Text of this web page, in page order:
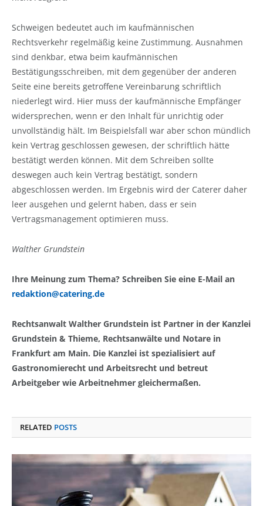
Schweigen bedeutet auch im kaufmännischen
Rechtsverkehr regelmäßig keine Zustimmung. Ausnahmen
sind denkbar, etwa beim kaufmännischen
Bestätigungsschreiben, mit dem gegenüber der anderen
Seite eine bereits getroffene Vereinbarung schriftlich
niederlegt wird. Hier muss der kaufmännische Empfänger
widersprechen, wenn er den Inhalt für unrichtig oder
unvollständig hält. Im Beispielsfall war aber schon mündlich
kein Vertrag geschlossen gewesen, der schriftlich hätte
bestätigt werden können. Mit dem Schreiben sollte
deswegen auch kein Vertrag bestätigt, sondern
abgeschlossen werden. Im Ergebnis wird der Caterer daher
leer ausgehen und gelernt haben, dass er sein
Vertragsmanagement optimieren muss.
Walther Grundstein
Ihre Meinung zum Thema? Schreiben Sie eine E-Mail an
redaktion@catering.de
Rechtsanwalt Walther Grundstein ist Partner in der Kanzlei
Grundstein & Thieme, Rechtsanwälte und Notare in
Frankfurt am Main. Die Kanzlei ist spezialisiert auf
Gastronomierecht und Arbeitsrecht und betreut
Arbeitgeber wie Arbeitnehmer gleichermaßen.
RELATED POSTS